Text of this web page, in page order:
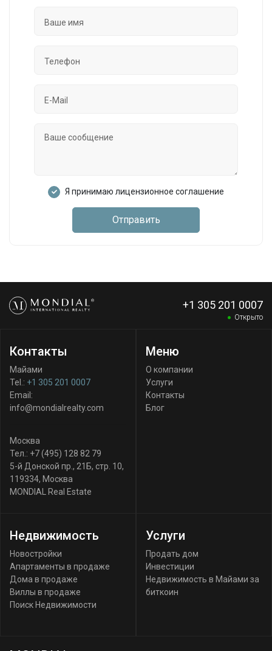
Я принимаю лицензионное соглашение
Отправить
+1 305 201 0007
Открыто
Контакты
Майами
Tel.: +1 305 201 0007
Email:
info@mondialrealty.com
Москва
Тел.: +7 (495) 128 82 79
5-й Донской пр., 21Б, стр. 10,
119334, Москва
MONDIAL Real Estate
Меню
О компании
Услуги
Контакты
Блог
Недвижимость
Новостройки
Апартаменты в продаже
Дома в продаже
Виллы в продаже
Поиск Недвижимости
Услуги
Продать дом
Инвестиции
Недвижимость в Майами за
биткоин